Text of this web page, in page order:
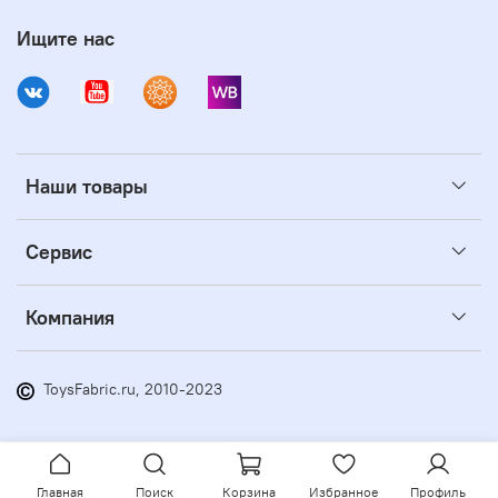
Наши товары
Сервис
Компания
Ищите нас
ToysFabric.ru, 2010-2023
Главная Поиск Корзина Избранное Профиль